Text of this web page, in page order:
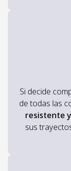
Si decide
de todas las
resistente
sus